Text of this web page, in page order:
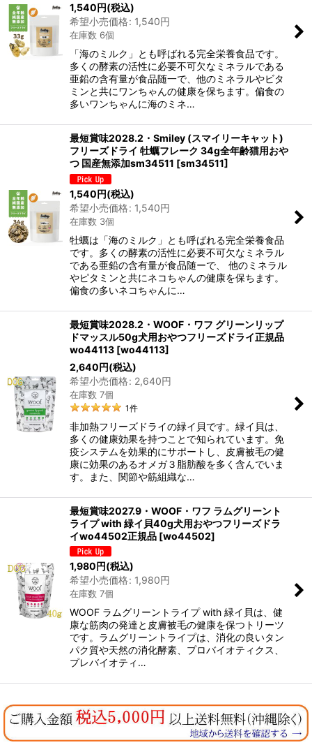
1,540 円(税込)
希望小売価格: 1,540円
在庫数 6個
「海のミルク」とも呼ばれる完全栄養食品です。
多くの酵素の活性に必要不可欠なミネラルである
亜鉛の含有量が食品随一で、他のミネラルやビタ
ミンと共にワンちゃんの健康を保ちます。偏食の
多いワンちゃんに海のミネ…
最短賞味2028.2・Smiley (スマイリーキャット)
フリーズドライ 牡蠣フレーク 34g全年齢猫用おや
つ 国産無添加sm34511 [sm34511]
1,540円(税込)
希望小売価格: 1,540円
在庫数 3個
牡蠣は「海のミルク」とも呼ばれる完全栄養食品
です。多くの酵素の活性に必要不可欠なミネラル
である亜鉛の含有量が食品随ーで、 他のミネラル
やピタミンと共にネコちゃんの健康を保ちます。
偏食の多いネコちゃんに…
最短賞味2028.2・WOOF・ワフ グリーンリップ
ドマッスル50g犬用おやつフリーズドライ正規品
wo44113 [wo44113]
2,640円(税込)
希望小売価格: 2,640円
在庫数 7個
1件
非加熱フリーズドライの緑イ貝です。緑イ貝は、
多くの健康効果を持つことで知られています。免
疫システムを効果的にサポートし、皮膚被毛の健
康に効果のあるオメガ３脂肪酸を多く含んでいま
す。また、関節や筋組織な…
最短賞味2027.9・WOOF・ワフ ラムグリーント
ライプ with 緑イ貝40g犬用おやつフリーズドラ
イwo44502正規品 [wo44502]
1,980 円(税込)
希望小売価格: 1,980円
在庫数 7個
WOOF ラムグリーントライプ with 緑イ貝は、健
康な筋肉の発達と皮膚被毛の健康を保つトリーツ
です。ラムグリーントライプは、消化の良いタン
パク質や天然の消化酵素、プロバイオティクス、
プレバイオティ…